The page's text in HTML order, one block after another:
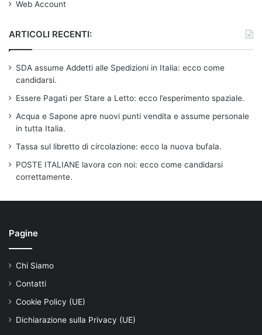
Web Account
ARTICOLI RECENTI:
SDA assume Addetti alle Spedizioni in Italia: ecco come
candidarsi.
Essere Pagati per Stare a Letto: ecco l’esperimento spaziale.
Acqua e Sapone apre nuovi punti vendita e assume personale
in tutta Italia.
Tassa sul libretto di circolazione: ecco la nuova bufala.
POSTE ITALIANE lavora con noi: ecco come candidarsi
correttamente.
Pagine
Chi Siamo
Contatti
Cookie Policy (UE)
Dichiarazione sulla Privacy (UE)